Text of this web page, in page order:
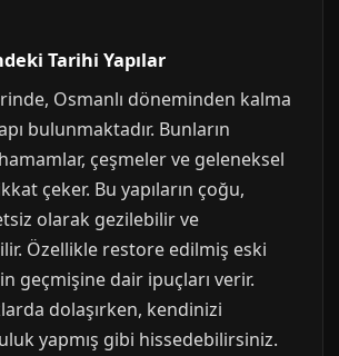
Tarihi Yapılar
Osmanlı döneminden kalma
bulunmaktadır. Bunların
çeşmeler ve geleneksel
çeker. Bu yapıların çoğu,
olarak gezilebilir ve
Özellikle restore edilmiş eski
geçmişine dair ipuçları verir.
dolaşırken, kendinizi
yapmış gibi hissedebilirsiniz.